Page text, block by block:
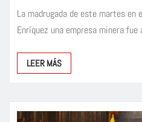
La madrugada de este martes en
Enríquez una empresa minera
LEER MÁS